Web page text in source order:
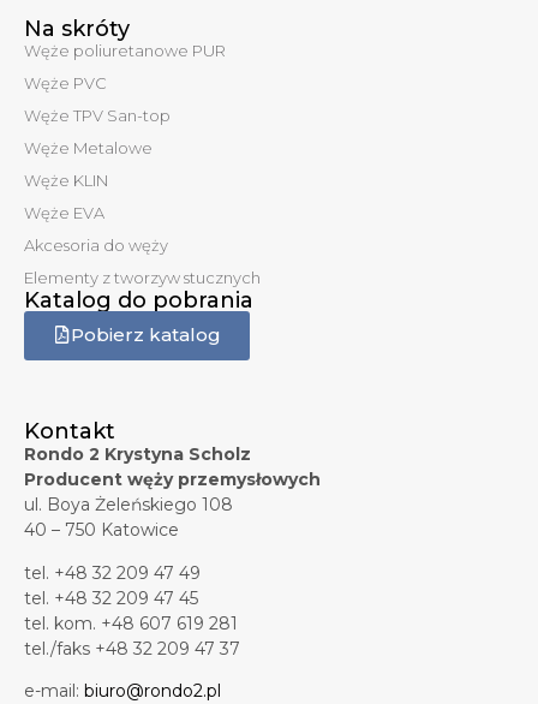
Na skróty
Węże poliuretanowe PUR
Węże PVC
Węże TPV San-top
Węże Metalowe
Węże KLIN
Węże EVA
Akcesoria do węży
Elementy z tworzyw stucznych
Katalog do pobrania
Pobierz katalog
Kontakt
Rondo 2 Krystyna Scholz
Producent węży przemysłowych
ul. Boya Żeleńskiego 108
40 – 750 Katowice
tel. +48 32 209 47 49
tel. +48 32 209 47 45
tel. kom. +48 607 619 281
tel./faks +48 32 209 47 37
e-mail: biuro@rondo2.pl